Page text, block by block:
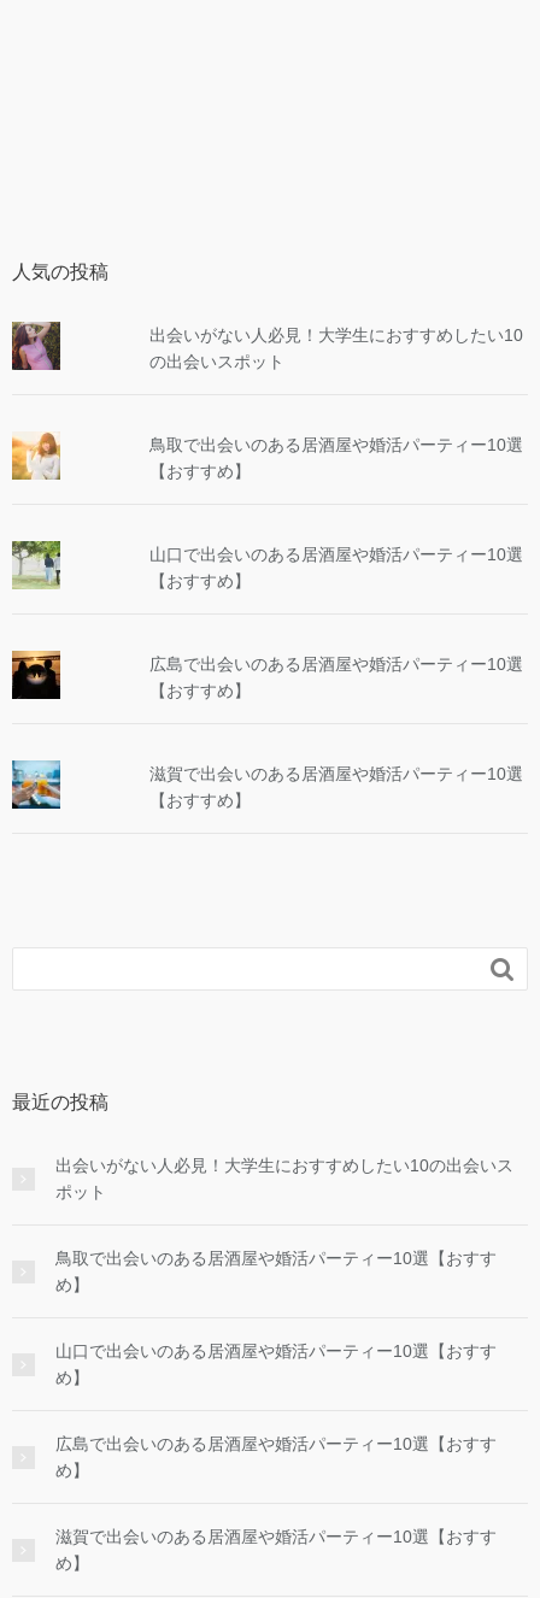
人気の投稿
出会いがない人必見！大学生におすすめしたい10
の出会いスポット
鳥取で出会いのある居酒屋や婚活パーティー10選
【おすすめ】
山口で出会いのある居酒屋や婚活パーティー10選
【おすすめ】
広島で出会いのある居酒屋や婚活パーティー10選
【おすすめ】
滋賀で出会いのある居酒屋や婚活パーティー10選
【おすすめ】

最近の投稿
出会いがない人必見！大学生におすすめしたい10の出会いス
ポット
鳥取で出会いのある居酒屋や婚活パーティー10選【おすす
め】
山口で出会いのある居酒屋や婚活パーティー10選【おすす
め】
広島で出会いのある居酒屋や婚活パーティー10選【おすす
め】
滋賀で出会いのある居酒屋や婚活パーティー10選【おすす
め】